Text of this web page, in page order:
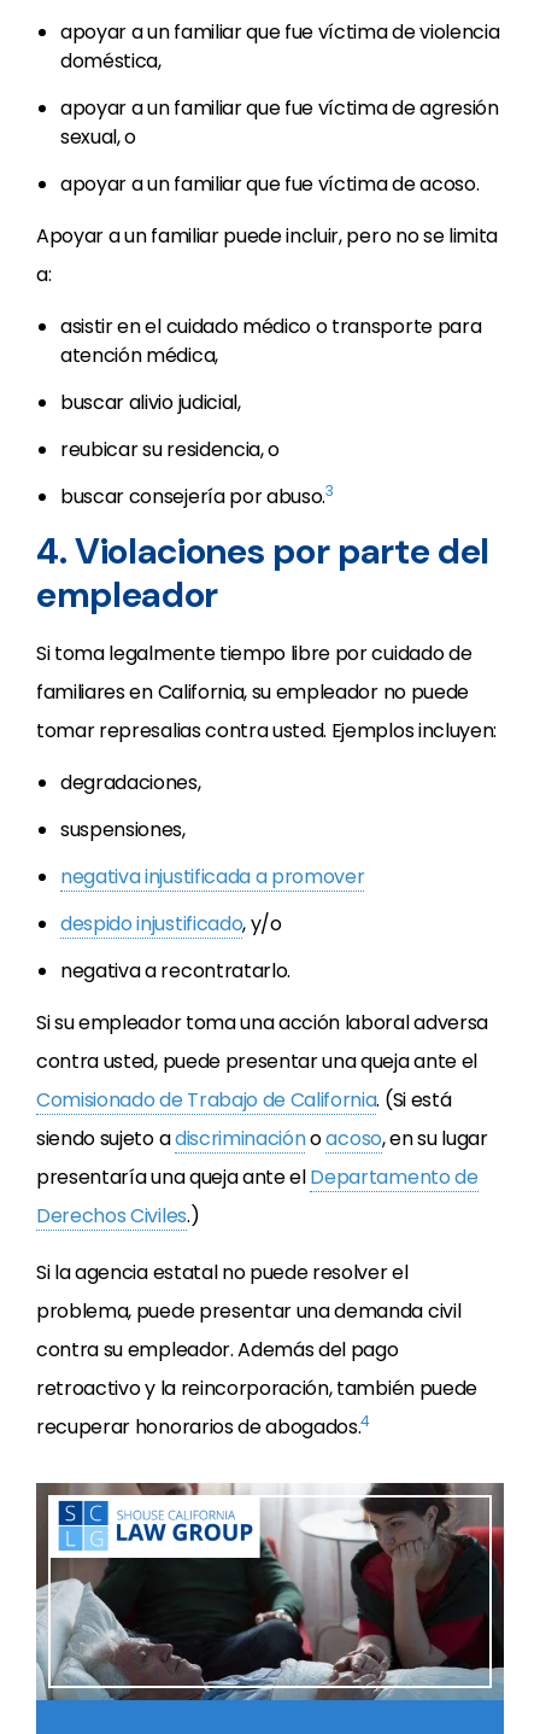
apoyar a un familiar que fue víctima de violencia
doméstica,
apoyar a un familiar que fue víctima de agresión
sexual, o
apoyar a un familiar que fue víctima de acoso.
Apoyar a un familiar puede incluir, pero no se limita
a:
asistir en el cuidado médico o transporte para
atención médica,
buscar alivio judicial,
reubicar su residencia, o
buscar consejería por abuso.3
4. Violaciones por parte del
empleador
Si toma legalmente tiempo libre por cuidado de
familiares en California, su empleador no puede
tomar represalias contra usted. Ejemplos incluyen:
degradaciones,
suspensiones,
negativa injustificada a promover
despido injustificado, y/o
negativa a recontratarlo.
Si su empleador toma una acción laboral adversa
contra usted, puede presentar una queja ante el
Comisionado de Trabajo de California. (Si está
siendo sujeto adiscriminaciónoacoso, en su lugar
presentaría una queja ante elDepartamento de
Derechos Civiles.)
Si la agencia estatal no puede resolver el
problema, puede presentar una demanda civil
contra su empleador. Además del pago
retroactivo y la reincorporación, también puede
recuperar honorarios de abogados.4